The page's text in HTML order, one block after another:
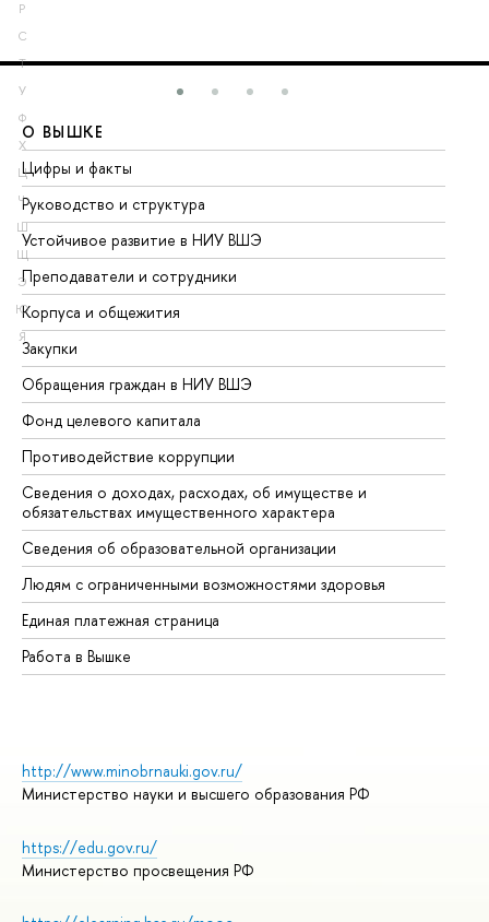
Р
С
Т
У
Ф
Х
Ц
Ч
Ш
Щ
Э
Ю
Я
О ВЫШКЕ
Цифры и факты
Руководство и структура
Устойчивое развитие в НИУ ВШЭ
Преподаватели и сотрудники
Корпуса и общежития
Закупки
Обращения граждан в НИУ ВШЭ
Фонд целевого капитала
Противодействие коррупции
Сведения о доходах, расходах, об имуществе и
обязательствах имущественного характера
Сведения об образовательной организации
Людям с ограниченными возможностями здоровья
Единая платежная страница
Работа в Вышке
http://www.minobrnauki.gov.ru/
Министерство науки и высшего образования РФ
https://edu.gov.ru/
Министерство просвещения РФ